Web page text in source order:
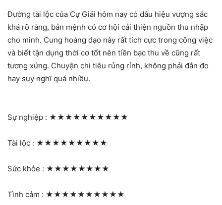
Đường tài lộc của Cự Giải hôm nay có dấu hiệu vượng sắc
khá rõ ràng, bản mệnh có cơ hội cải thiện nguồn thu nhập
cho mình. Cung hoàng đạo này rất tích cực trong công việc
và biết tận dụng thời cơ tốt nên tiền bạc thu về cũng rất
tương xứng. Chuyện chi tiêu rủng rỉnh, không phải đắn đo
hay suy nghĩ quá nhiều.
Sự nghiệp : ★★★★★★★★★★
Tài lộc : ★★★★★★★★★
Sức khỏe : ★★★★★★★★
Tình cảm : ★★★★★★★★★★